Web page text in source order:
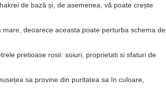
de bază și, de asemenea, vă poate crește
deoarece aceasta poate perturba schema de
sa provine din puritatea sa în culoare,